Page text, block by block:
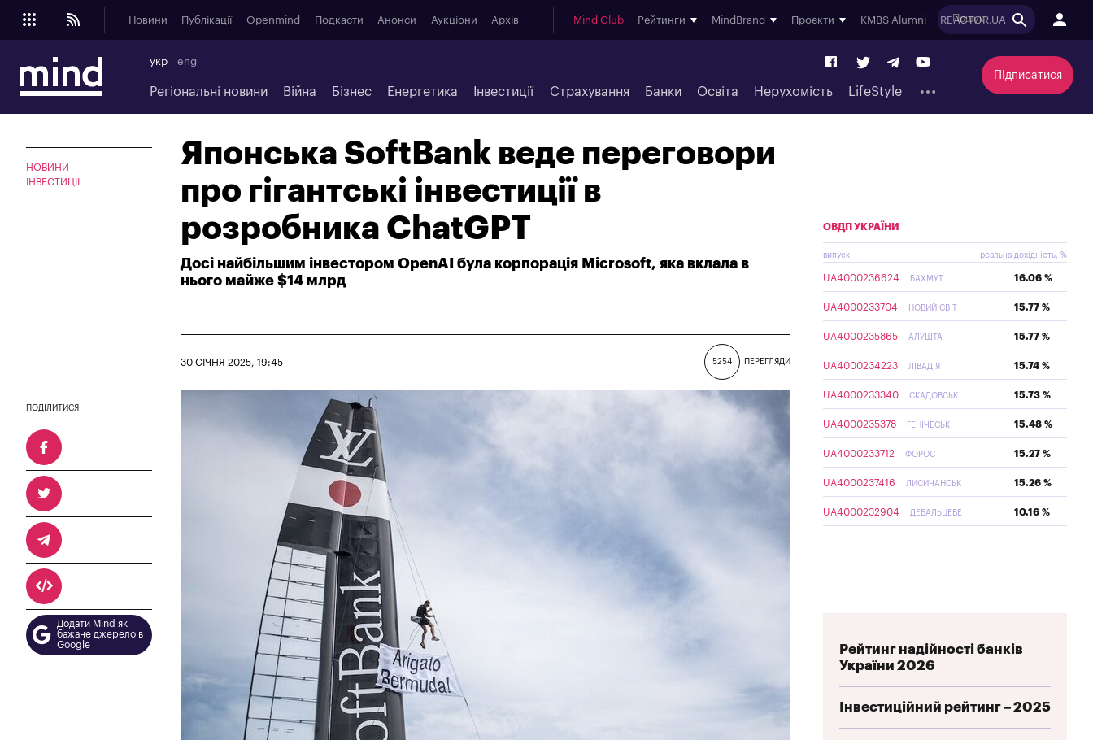
Новини Публікації Openmind Подкасти Анонси Аукціони Архів Mind Club Рейтинги MindBrand Проєкти KMBS Alumni REACTOR.UA
укр eng
Регіональні новини Війна Бізнес Енергетика Інвестиції Страхування Банки Освіта Нерухомість LifeStyle
Підписатися
НОВИНИ
ІНВЕСТИЦІЇ
Японська SoftBank веде переговори
про гігантські інвестиції в
розробника ChatGPT
Досі найбільшим інвестором OpenAI була корпорація Microsoft, яка вклала в
нього майже $14 млрд
5254 ПЕРЕГЛЯДИ
30 СІЧНЯ 2025, 19:45
ПОДІЛИТИСЯ
Додати Mind як
бажане джерело в
Google
ОВДП УКРАЇНИ
випуск реальна дохідність, %
UA4000236624 БАХМУТ 16.06 %
UA4000233704 НОВИЙ СВІТ 15.77 %
UA4000235865 АЛУШТА 15.77 %
UA4000234223 ЛІВАДІЯ 15.74 %
UA4000233340 СКАДОВСЬК 15.73 %
UA4000235378 ГЕНІЧЕСЬК 15.48 %
UA4000233712 ФОРОС 15.27 %
UA4000237416 ЛИСИЧАНСЬК 15.26 %
UA4000232904 ДЕБАЛЬЦЕВЕ 10.16 %
Рейтинг надійності банків
України 2026
Інвестиційний рейтинг – 2025